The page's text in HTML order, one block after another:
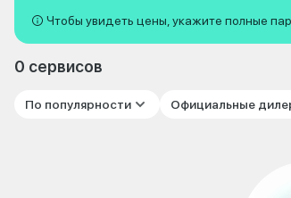
Чтобы увидеть цены, укажите полные
0 сервисов
По популярности Официальные